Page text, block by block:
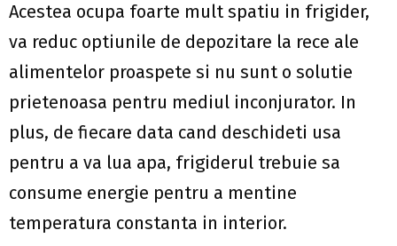
Acestea ocupa foarte mult spatiu in frigider,
va reduc optiunile de depozitare la rece ale
alimentelor proaspete si nu sunt o solutie
prietenoasa pentru mediul inconjurator. In
plus, de fiecare data cand deschideti usa
pentru a va lua apa, frigiderul trebuie sa
consume energie pentru a mentine
temperatura constanta in interior.